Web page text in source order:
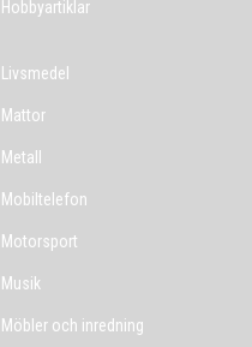
Hobbyartiklar
Livsmedel
Mattor
Metall
Mobiltelefon
Motorsport
Musik
Möbler och inredning